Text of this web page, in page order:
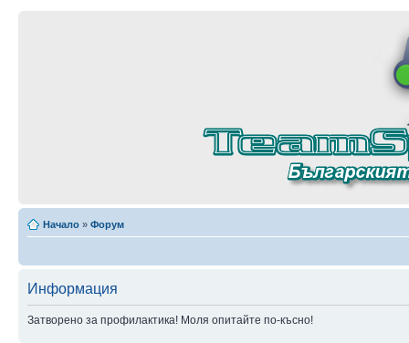
Начало » Форум
Информация
Затворено за профилактика! Моля опитайте по-късно!